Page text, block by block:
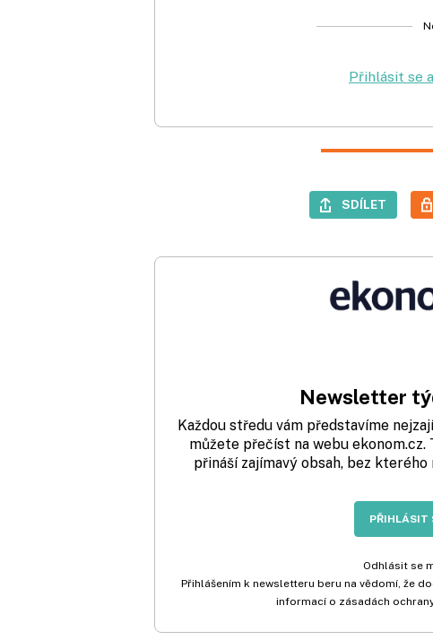
Přihlásit se
SDÍLET
Newsletter
Každou středu vám představíme
můžete přečíst na webu
přináší zajímavý obsah, bez
PŘIHLÁSIT
Odhlásit se
Přihlášením k newsletteru beru na vědomí, že
informací o zásadách